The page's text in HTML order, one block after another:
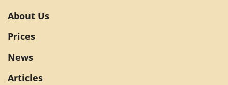
About Us
Prices
News
Articles